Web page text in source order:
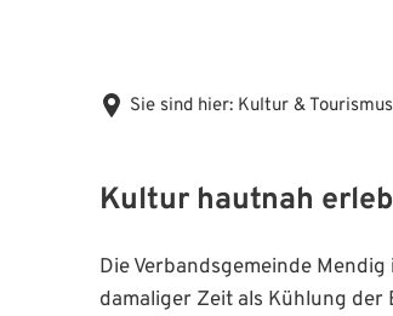
Sie sind hier: Kultur & Tourismus
Kultur & Tourismus
Kultur hautnah
Die Verbandsgemeinde
damaliger Zeit als Kühlung